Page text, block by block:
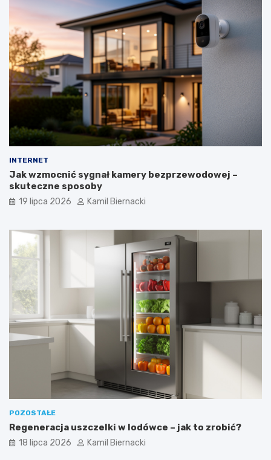
INTERNET
Jak wzmocnić sygnał kamery bezprzewodowej –
skuteczne sposoby
19 lipca 2026 Kamil Biernacki
POZOSTAŁE
Regeneracja uszczelki w lodówce – jak to zrobić?
18 lipca 2026 Kamil Biernacki